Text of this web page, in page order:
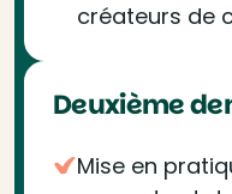
créateurs de
Deuxième
Mise en